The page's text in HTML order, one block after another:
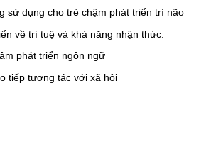
sử dụng cho trẻ chậm phát triển trí não
về trí tuệ và khả năng nhận thức.
phát triển ngôn ngữ
tiếp tương tác với xã hội